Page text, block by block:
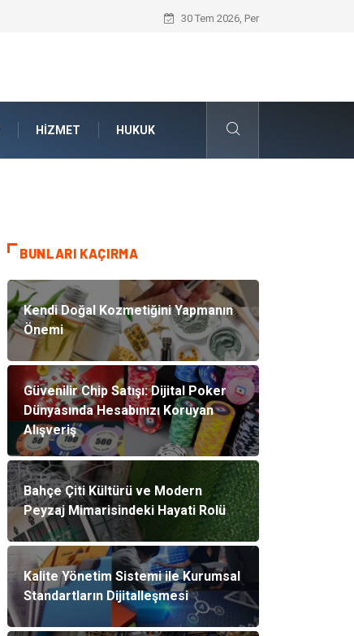
Bahçe Çiti Kültürü ve Modern Peyzaj
30 Tem 2026, Per
HIZMET HUKUK
BUNLARI KAÇIRMA
Kendi Doğal Kozmetiğini Yapmanın
Önemi
Güvenilir Chip Satışı: Dijital Poker
Dünyasında Hesabınızı Koruyan
Alışveriş
Bahçe Çiti Kültürü ve Modern
Peyzaj Mimarisindeki Hayati Rolü
Kalite Yönetim Sistemi ile Kurumsal
Standartların Dijitalleşmesi